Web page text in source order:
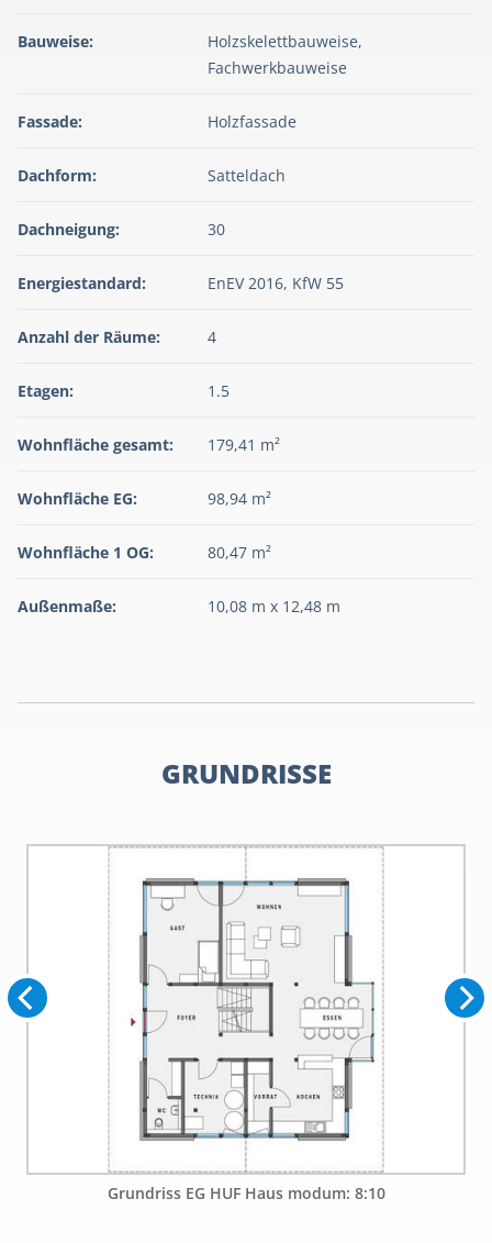
Bauweise:
Holzskelettbauweise,
Fachwerkbauweise
Fassade: Holzfassade
Dachform: Satteldach
Dachneigung: 30
Energiestandard: EnEV 2016, KfW 55
Anzahl der Räume: 4
Etagen: 1.5
Wohnfläche gesamt: 179,41 m²
Wohnfläche EG: 98,94 m²
Wohnfläche 1 OG: 80,47 m²
Außenmaße: 10,08 m x 12,48 m
GRUNDRISSE
Grundriss EG HUF Haus modum: 8:10